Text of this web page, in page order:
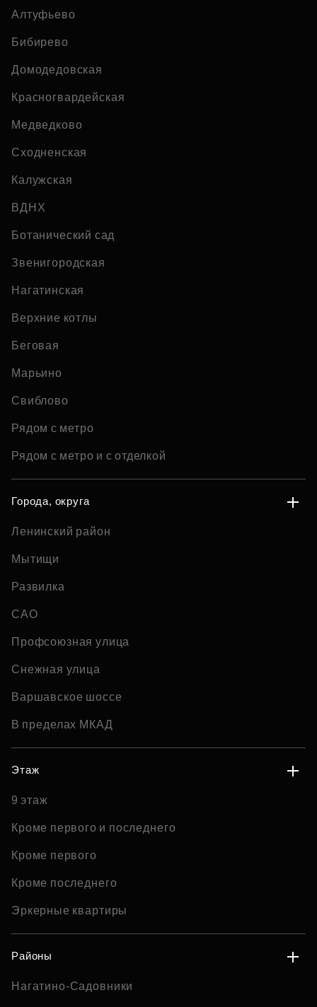
Алтуфьево
Бибирево
Домодедовская
Красногвардейская
Медведково
Сходненская
Калужская
ВДНХ
Ботанический сад
Звенигородская
Нагатинская
Верхние котлы
Беговая
Марьино
Свиблово
Рядом с метро
Рядом с метро и с отделкой
Города, округа
Ленинский район
Мытищи
Развилка
САО
Профсоюзная улица
Снежная улица
Варшавское шоссе
В пределах МКАД
Этаж
9 этаж
Кроме первого и последнего
Кроме первого
Кроме последнего
Эркерные квартиры
Районы
Нагатино-Садовники